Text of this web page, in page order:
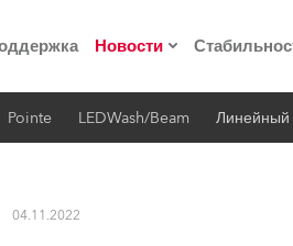
Новости
Пресс-релизы
Pointe LEDWash/Beam Линейный
04.11.2022